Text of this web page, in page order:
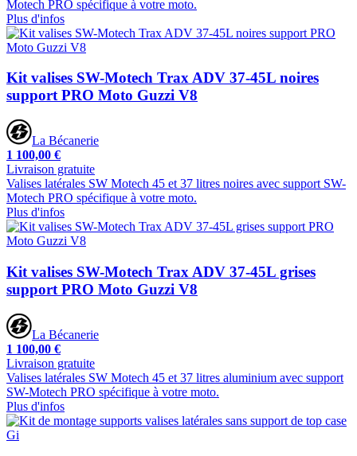
Motech PRO spécifique à votre moto.
Plus d'infos
Kit valises SW-Motech Trax ADV 37-45L noires
support PRO Moto Guzzi V8
La Bécanerie
1 100,00 €
Livraison gratuite
Valises latérales SW Motech 45 et 37 litres noires avec support SW-
Motech PRO spécifique à votre moto.
Plus d'infos
Kit valises SW-Motech Trax ADV 37-45L grises
support PRO Moto Guzzi V8
La Bécanerie
1 100,00 €
Livraison gratuite
Valises latérales SW Motech 45 et 37 litres aluminium avec support
SW-Motech PRO spécifique à votre moto.
Plus d'infos